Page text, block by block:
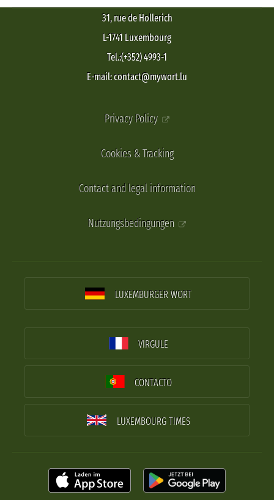
31, rue de Hollerich
L-1741 Luxembourg
Tel.:(+352) 4993-1
E-mail: contact@mywort.lu
Privacy Policy
Cookies & Tracking
Contact and legal information
Nutzungsbedingungen
LUXEMBURGER WORT
VIRGULE
CONTACTO
LUXEMBOURG TIMES